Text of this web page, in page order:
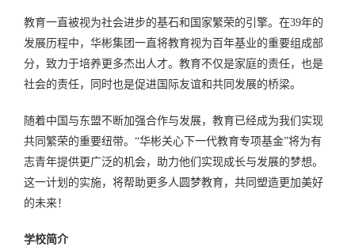
教育一直被视为社会进步的基石和国家繁荣的引擎。在39年的
发展历程中，华彬集团一直将教育视为百年基业的重要组成部
分，致力于培养更多杰出人才。教育不仅是家庭的责任，也是
社会的责任，同时也是促进国际友谊和共同发展的桥梁。
随着中国与东盟不断加强合作与发展，教育已经成为我们实现
共同繁荣的重要纽带。“华彬关心下一代教育专项基金”将为有
志青年提供更广泛的机会，助力他们实现成长与发展的梦想。
这一计划的实施，将帮助更多人圆梦教育，共同塑造更加美好
的未来！
学校简介